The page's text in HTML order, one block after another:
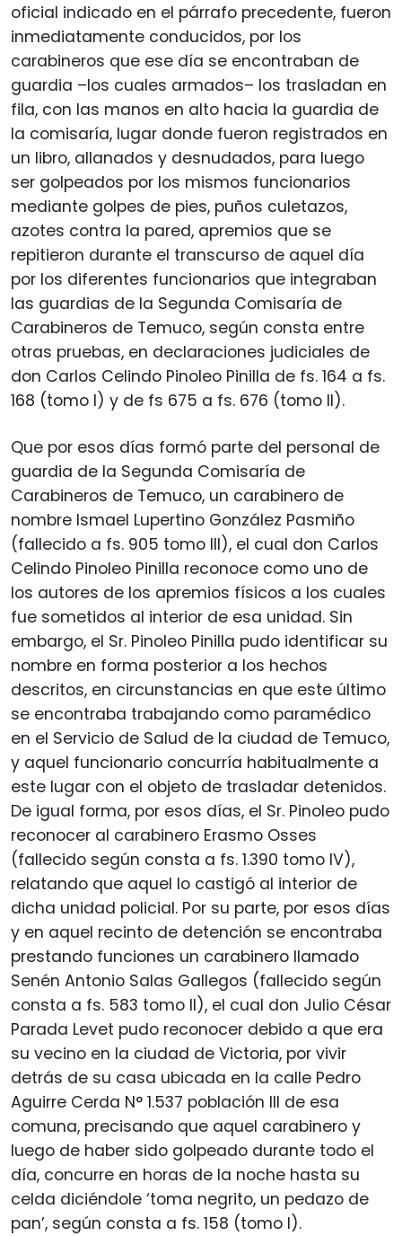
oficial indicado en el párrafo precedente, fueron
inmediatamente conducidos, por los
carabineros que ese día se encontraban de
guardia –los cuales armados– los trasladan en
fila, con las manos en alto hacia la guardia de
la comisaría, lugar donde fueron registrados en
un libro, allanados y desnudados, para luego
ser golpeados por los mismos funcionarios
mediante golpes de pies, puños culetazos,
azotes contra la pared, apremios que se
repitieron durante el transcurso de aquel día
por los diferentes funcionarios que integraban
las guardias de la Segunda Comisaría de
Carabineros de Temuco, según consta entre
otras pruebas, en declaraciones judiciales de
don Carlos Celindo Pinoleo Pinilla de fs. 164 a fs.
168 (tomo I) y de fs 675 a fs. 676 (tomo II).
Que por esos días formó parte del personal de
guardia de la Segunda Comisaría de
Carabineros de Temuco, un carabinero de
nombre Ismael Lupertino González Pasmiño
(fallecido a fs. 905 tomo III), el cual don Carlos
Celindo Pinoleo Pinilla reconoce como uno de
los autores de los apremios físicos a los cuales
fue sometidos al interior de esa unidad. Sin
embargo, el Sr. Pinoleo Pinilla pudo identificar su
nombre en forma posterior a los hechos
descritos, en circunstancias en que este último
se encontraba trabajando como paramédico
en el Servicio de Salud de la ciudad de Temuco,
y aquel funcionario concurría habitualmente a
este lugar con el objeto de trasladar detenidos.
De igual forma, por esos días, el Sr. Pinoleo pudo
reconocer al carabinero Erasmo Osses
(fallecido según consta a fs. 1.390 tomo IV),
relatando que aquel lo castigó al interior de
dicha unidad policial. Por su parte, por esos días
y en aquel recinto de detención se encontraba
prestando funciones un carabinero llamado
Senén Antonio Salas Gallegos (fallecido según
consta a fs. 583 tomo II), el cual don Julio César
Parada Levet pudo reconocer debido a que era
su vecino en la ciudad de Victoria, por vivir
detrás de su casa ubicada en la calle Pedro
Aguirre Cerda N° 1.537 población III de esa
comuna, precisando que aquel carabinero y
luego de haber sido golpeado durante todo el
día, concurre en horas de la noche hasta su
celda diciéndole ‘toma negrito, un pedazo de
pan’, según consta a fs. 158 (tomo I).